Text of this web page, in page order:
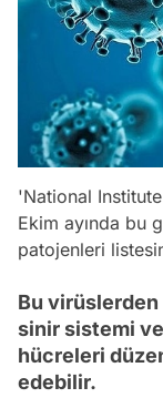
'National
Ekim ayında bu
patojenleri
Bu
sinir sistemi
hücreleri
edebilir.